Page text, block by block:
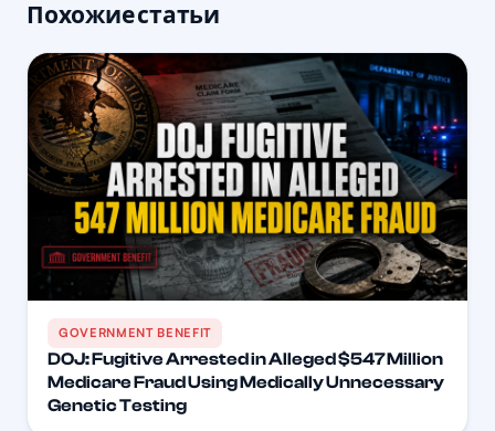
Похожие статьи
GOVERNMENT BENEFIT
DOJ: Fugitive Arrested in Alleged $547 Million
Medicare Fraud Using Medically Unnecessary
Genetic Testing